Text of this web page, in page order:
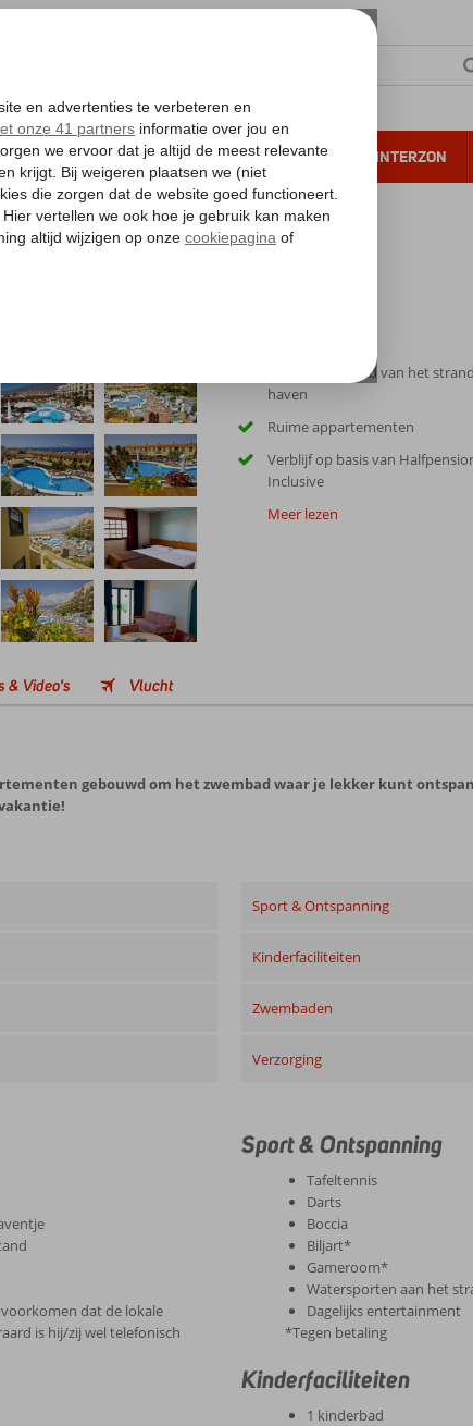
VERRE REIZEN ALL INCLUSIVE WINTERZON
Op korte afstand van het
haven
Ruime appartementen
Verblijf op basis van
Inclusive
Meer lezen
& Video's Vlucht
gebouwd om het zwembad waar je lekker kunt
Sport & Ontspanning
Kinderfaciliteiten
Zwembaden
Verzorging
dat de lokale
is hij/zij wel telefonisch
Sport & Ontspanning
Tafeltennis
Darts
Boccia
Biljart*
Gameroom*
Watersporten aan het
Dagelijks entertainment
*Tegen betaling
Kinderfaciliteiten
1 kinderbad